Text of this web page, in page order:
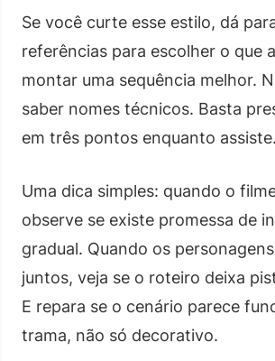
Se você curte esse estilo, dá
referências para escolher o que
montar uma sequência melhor.
saber nomes técnicos. Basta
em três pontos enquanto assiste.
Uma dica simples: quando o
observe se existe promessa de
gradual. Quando os
juntos, veja se o roteiro deixa
E repara se o cenário parece
trama, não só decorativo.